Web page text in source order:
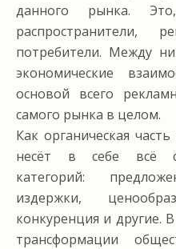
данного рынка.
распространители,
потребители. Между
экономические
основой всего
самого рынка в целом.
Как органическая
несёт в себе всё
категорий:
издержки,
конкуренция и другие.
трансформации